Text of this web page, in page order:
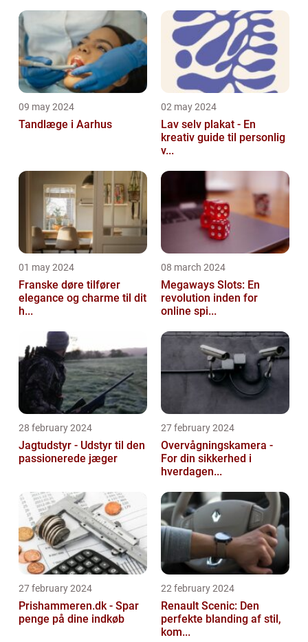
09 may 2024
Tandlæge i Aarhus
02 may 2024
Lav selv plakat - En
kreativ guide til personlig
v...
01 may 2024
Franske døre tilfører
elegance og charme til dit
h...
08 march 2024
Megaways Slots: En
revolution inden for
online spi...
28 february 2024
Jagtudstyr - Udstyr til den
passionerede jæger
27 february 2024
Overvågningskamera -
For din sikkerhed i
hverdagen...
27 february 2024
Prishammeren.dk - Spar
penge på dine indkøb
22 february 2024
Renault Scenic: Den
perfekte blanding af stil,
kom...